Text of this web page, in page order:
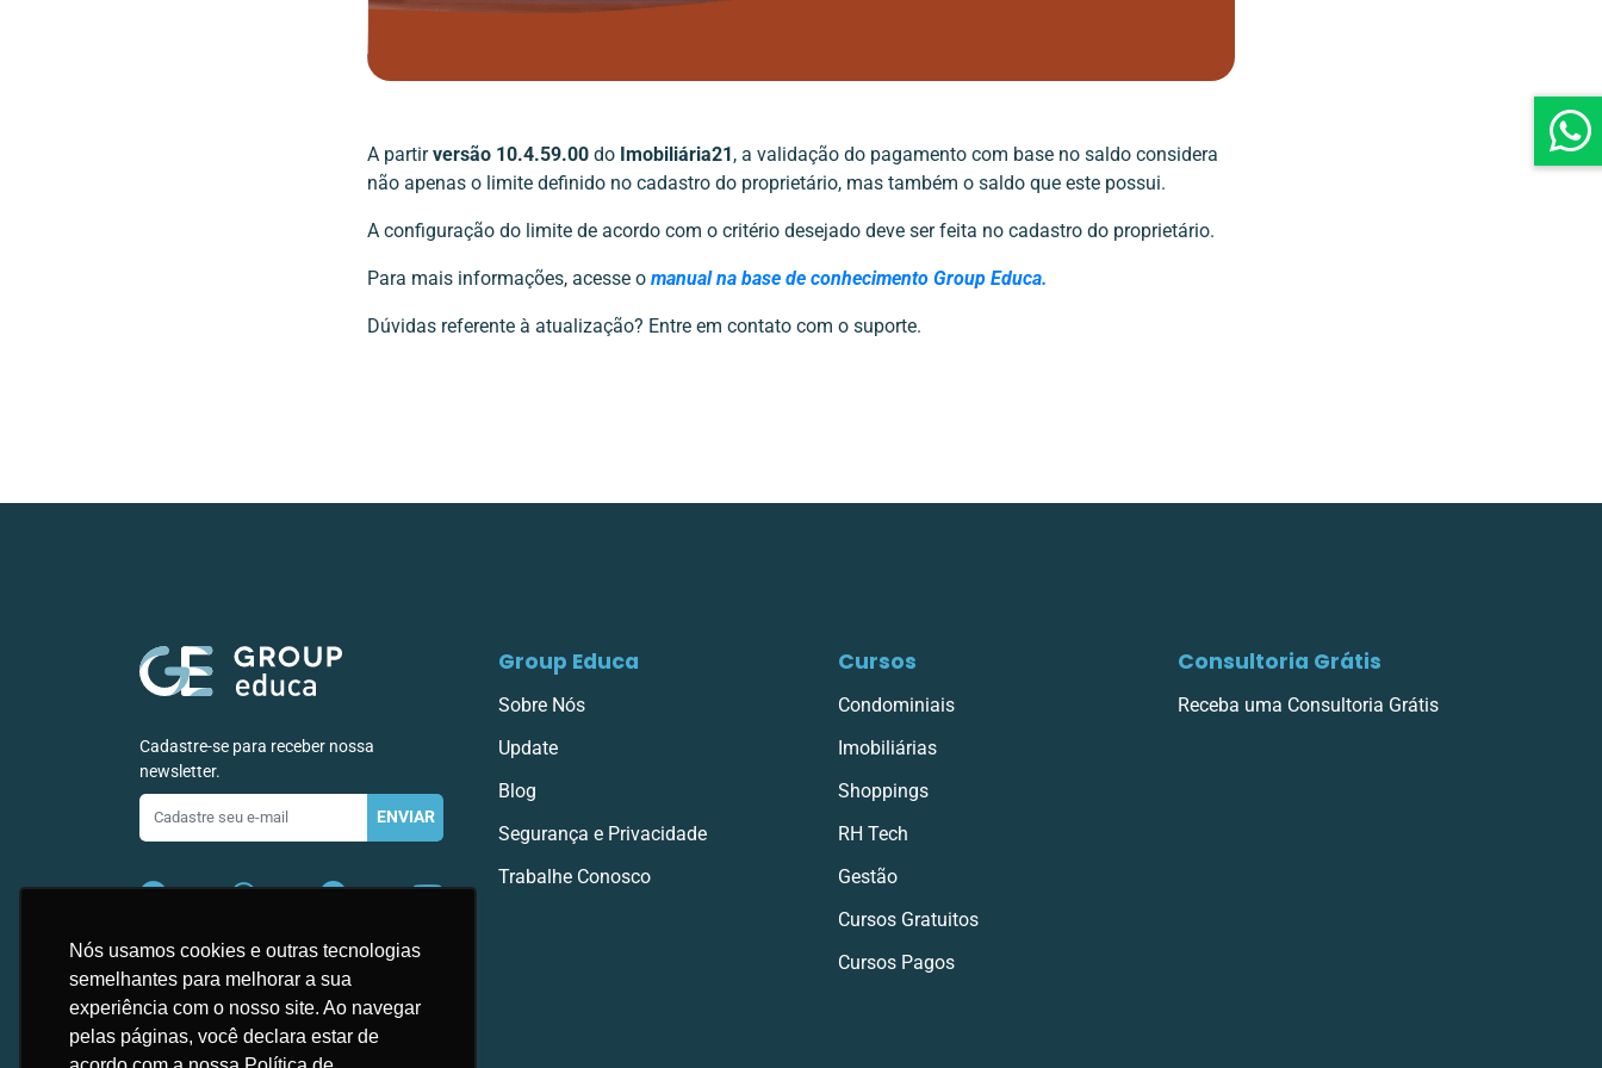
Nós usamos cookies e outras tecnologias
semelhantes para melhorar a sua
experiência com o nosso site. Ao navegar
pelas páginas, você declara estar de
A partirversão 10.4.59.00 do Imobiliária21, a validação do pagamento com base no saldo considera
não apenas o limite definido no cadastro do proprietário, mas também o saldo que este possui.
A configuração do limite de acordo com o critério desejado deve ser feita no cadastro do proprietário.
Para mais informações, acesse o manual na base de conhecimento Group Educa.
Dúvidas referente à atualização? Entre em contato com o suporte.
Cadastre-se para receber nossa
newsletter.
mail
ENVIAR
Group Educa
Sobre Nós
Update
Blog
Segurança e Privacidade
Trabalhe Conosco
Cursos
Condominiais
Imobiliárias
Shoppings
RH Tech
Gestão
Cursos Gratuitos
Cursos Pagos
Consultoria Grátis
Receba uma Consultoria Grátis